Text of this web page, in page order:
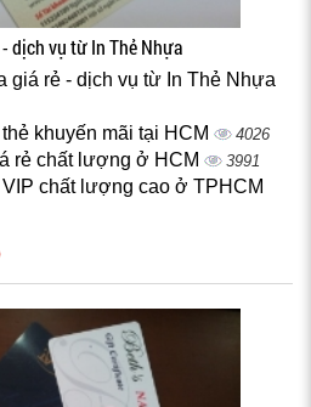
dịch vụ từ In Thẻ Nhựa
giá rẻ - dịch vụ từ In Thẻ Nhựa
khuyến mãi tại HCM 4026
rẻ chất lượng ở HCM 3991
VIP chất lượng cao ở TPHCM